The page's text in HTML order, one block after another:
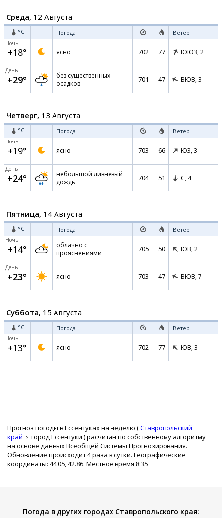
Среда, 12 Августа
°C Погода Ветер
Ночь
+18° ясно 702 77 ЮЮЗ, 2
День
+29°
без существенных
осадков
701 47 ВЮВ, 3
Четверг, 13 Августа
°C Погода Ветер
Ночь
+19° ясно 703 66 ЮЗ, 3
День
+24°
небольшой ливневый
дождь
704 51 С, 4
Пятница, 14 Августа
°C Погода Ветер
Ночь
+14°
облачно с
прояснениями
705 50 ЮВ, 2
День
+23° ясно 703 47 ВЮВ, 7
Суббота, 15 Августа
°C Погода Ветер
Ночь
+13° ясно 702 77 ЮВ, 3
Прогноз погоды в Ессентуках на неделю (Ставропольский
край
город Ессентуки ) расчитан по собственному алгоритму
на основе данных Всеобщей Системы Прогнозирования.
Обновление происходит 4 раза в сутки. Географические
координаты: 44.05, 42.86. Местное время 8:35
Погода в других городах Ставропольского края: